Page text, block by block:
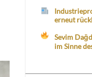
erneut
Sevim
im Sinne